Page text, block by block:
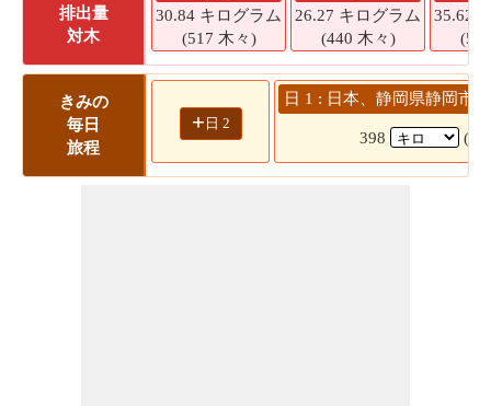
排出量
対木
30.84 キログラム
(517 木々)
26.27 キログラム
(440 木々)
35.62
きみの
毎日
旅程
+ 日 2
日 1 : 日本、静岡県静岡市
398 (5